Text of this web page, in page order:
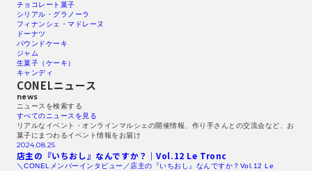
チョコレート菓子
シリアル・グラノーラ
フィナンシェ・マドレーヌ
ドーナツ
パウンドケーキ
ジャム
生菓子（ケーキ）
キャンディ
CONELニュース
news
ニュースを検索する​
すべてのニュースを見る​
リアルなイベント・オンラインマルシェの開催情報、作り手さんとの交流会など、お
菓子にまつわるイベント情報をお届け
2024.08.25
店主の『いちおし』なんですか？｜Vol.12 Le Tronc
＼CONELメンバーインタビュー／店主の『いちおし』なんですか？Vol.12 Le